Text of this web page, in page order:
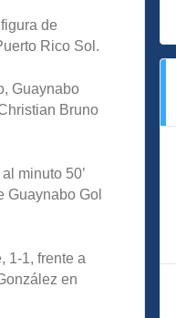
de
Rico Sol.
Guaynabo
Bruno
minuto 50’
Guaynabo Gol
1-1, frente a
en